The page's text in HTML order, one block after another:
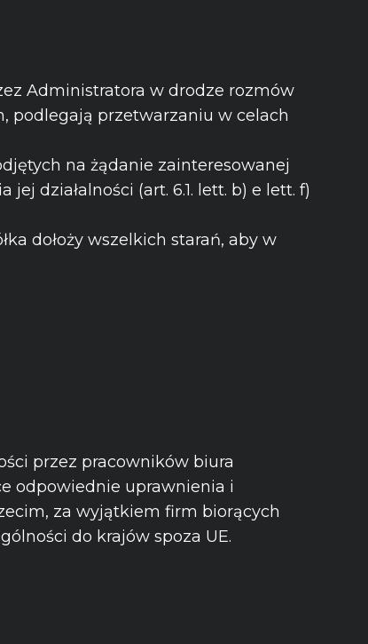
Administratora w drodze rozmów
podlegają przetwarzaniu w celach
na żądanie zainteresowanej
działalności (art. 6.1. lett. b) e lett. f)
dołoży wszelkich starań, aby w
przez pracowników biura
odpowiednie uprawnienia i
za wyjątkiem firm biorących
do krajów spoza UE.